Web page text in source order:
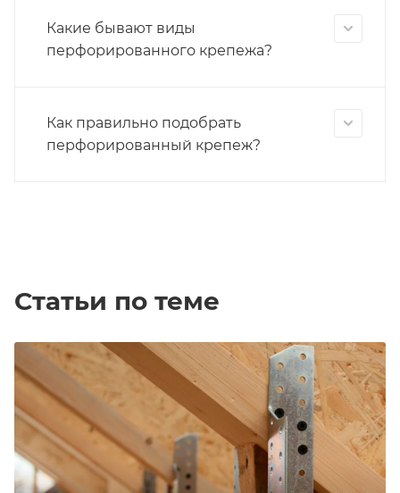
Какие бывают виды
перфорированного крепежа?
Как правильно подобрать
перфорированный крепеж?
Статьи по теме